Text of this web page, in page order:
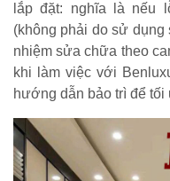
lắp đặt: nghĩa là nếu
(không phải do sử dụng
nhiệm sửa chữa theo
khi làm việc với
hướng dẫn bảo trì để tối